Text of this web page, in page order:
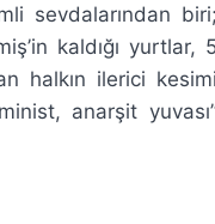
sevdalarından biri;
kaldığı yurtlar,
halkın ilerici kesimi
anarşit